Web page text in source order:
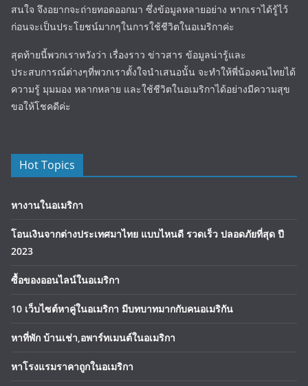
สนใจ จึงอยากจะถ่ายทอดออกมา ซึ่งข้อมูลหลายอย่าง หากเราได้รู้ไว้
ก่อนจะเป็นประโยชน์มากๆในการใช้ชีวิตในอเมริกาค่ะ
สุดท้ายนี้พวกเราหวังว่า เรื่องราว ข่าวสาร ข้อมูลน่ารู้และ
ประสบการณ์ต่างๆที่พวกเราตั้งใจนำเสนอนั้น จะทำให้พี่น้องคนไทยได้
ความรู้ มุมมอง หลากหลาย และใช้ชีวิตในอเมริกาได้อย่างมีความสุข
ขอให้โชคดีค่ะ
Hot Topics
หางานในอเมริกา
โอนเงินจากต่างประเทศมาไทย แบบไหนดี รวดเร็ว ปลอดภัยที่สุด ปี
2023
ซื้อของออนไลน์ในอเมริกา
10 เว็บไซต์หาคู่ในอเมริกา มีบทบาทมากกับคนอเมริกัน
หาที่พัก บ้านเช่า,อพาร์ทเมนต์ในอเมริกา
หาโรงแรมราคาถูกในอเมริกา